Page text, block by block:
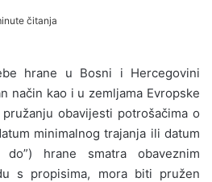
čitanja
hrane u Bosni i Hercegovini
način kao i u zemljama Evropske
obavijesti potrošačima o
minimalnog trajanja ili datum
do”) hrane smatra obaveznim
s propisima, mora biti pružen